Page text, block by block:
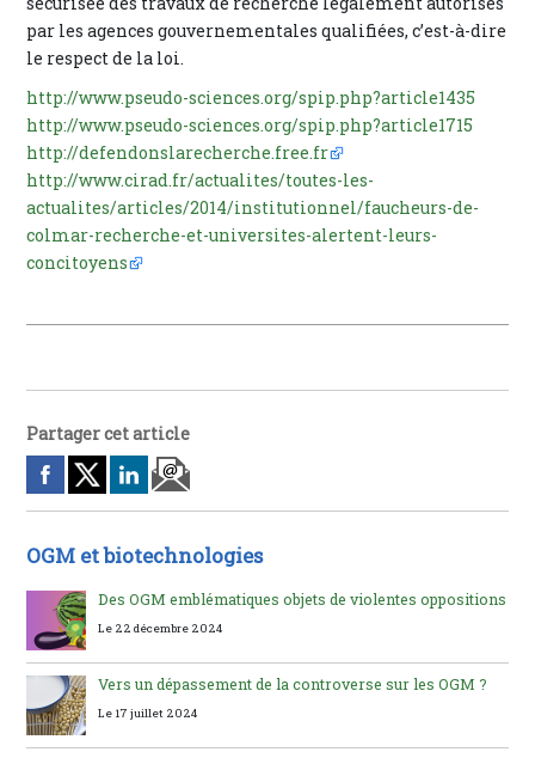
par les agences gouvernementales qualifiées, c’est-à-dire
le respect de la loi.
http://www.pseudo-sciences.org/spip.php?article1435
http://www.pseudo-sciences.org/spip.php?article1715
http://defendonslarecherche.free.fr
http://www.cirad.fr/actualites/toutes-les-
actualites/articles/2014/institutionnel/faucheurs-de-
colmar-recherche-et-universites-alertent-leurs-
concitoyens
Partager cet article
OGM et biotechnologies
Des OGM emblématiques objets de violentes oppositions
Le 22 décembre 2024
Vers un dépassement de la controverse sur les OGM ?
Le 17 juillet 2024